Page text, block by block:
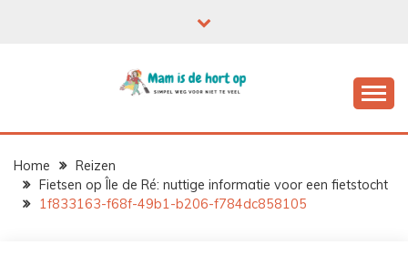
Home
Reizen
Fietsen op Île de Ré: nuttige informatie voor een fietstocht
1f833163-f68f-49b1-b206-f784dc858105